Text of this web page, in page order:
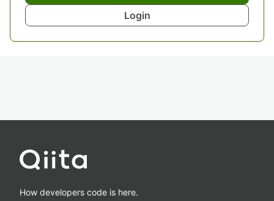
Login
How developers code is here.